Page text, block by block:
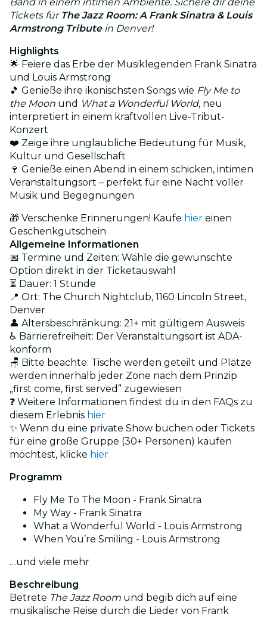
Tickets für The Jazz Room: A Frank Sinatra & Louis
Armstrong Tributein Denver!
Highlights
🌟 Feiere das Erbe der Musiklegenden Frank Sinatra
und Louis Armstrong
🎵 Genieße ihre ikonischsten Songs wie Fly Me to
the Moon und What a Wonderful World, neu
interpretiert in einem kraftvollen Live-Tribut-
Konzert
❤️ Zeige ihre unglaubliche Bedeutung für Musik,
Kultur und Gesellschaft
🍷 Genieße einen Abend in einem schicken, intimen
Veranstaltungsort – perfekt für eine Nacht voller
Musik und Begegnungen
🎁 Verschenke Erinnerungen! Kaufe hier einen
Geschenkgutschein
Allgemeine Informationen
📅 Termine und Zeiten: Wähle die gewünschte
Option direkt in der Ticketauswahl
⏳ Dauer: 1 Stunde
📍 Ort: The Church Nightclub, 1160 Lincoln Street,
Denver
👤 Altersbeschränkung: 21+ mit gültigem Ausweis
♿ Barrierefreiheit: Der Veranstaltungsort ist ADA-
konform
🪑 Bitte beachte: Tische werden geteilt und Plätze
werden innerhalb jeder Zone nach dem Prinzip
„first come, first served” zugewiesen
❓ Weitere Informationen findest du in den FAQs zu
diesem Erlebnis hier
✨ Wenn du eine private Show buchen oder Tickets
für eine große Gruppe (30+ Personen) kaufen
möchtest, klicke hier
Programm
Fly Me To The Moon - Frank Sinatra
My Way - Frank Sinatra
What a Wonderful World - Louis Armstrong
When You’re Smiling - Louis Armstrong
…und viele mehr
Beschreibung
Betrete The Jazz Room und begib dich auf eine
musikalische Reise durch die Lieder von Frank